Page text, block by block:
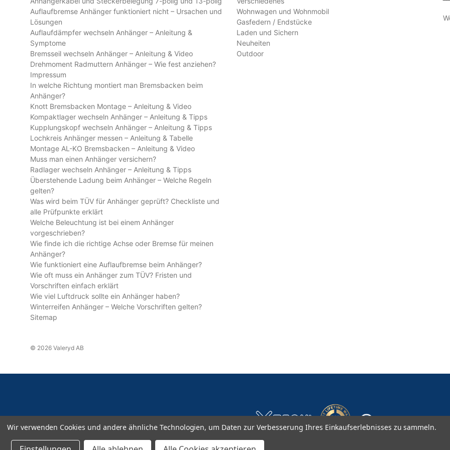
Auflaufbremse Anhänger funktioniert nicht – Ursachen und
Lösungen
Auflaufdämpfer wechseln Anhänger – Anleitung &
Symptome
Bremsseil wechseln Anhänger – Anleitung & Video
Drehmoment Radmuttern Anhänger – Wie fest anziehen?
Impressum
In welche Richtung montiert man Bremsbacken beim
Anhänger?
Knott Bremsbacken Montage – Anleitung & Video
Kompaktlager wechseln Anhänger – Anleitung & Tipps
Kupplungskopf wechseln Anhänger – Anleitung & Tipps
Lochkreis Anhänger messen – Anleitung & Tabelle
Montage AL-KO Bremsbacken – Anleitung & Video
Muss man einen Anhänger versichern?
Radlager wechseln Anhänger – Anleitung & Tipps
Überstehende Ladung beim Anhänger – Welche Regeln
gelten?
Was wird beim TÜV für Anhänger geprüft? Checkliste und
alle Prüfpunkte erklärt
Welche Beleuchtung ist bei einem Anhänger
vorgeschrieben?
Wie finde ich die richtige Achse oder Bremse für meinen
Anhänger?
Wie funktioniert eine Auflaufbremse beim Anhänger?
Wie oft muss ein Anhänger zum TÜV? Fristen und
Vorschriften einfach erklärt
Wie viel Luftdruck sollte ein Anhänger haben?
Winterreifen Anhänger – Welche Vorschriften gelten?
Sitemap
Wohnwagen und Wohnmobil
Gasfedern / Endstücke
Laden und Sichern
Neuheiten
Outdoor
© 2026 Valeryd AB
Wir verwenden Cookies und andere ähnliche Technologien, um Daten zur Verbesserung Ihres Einkaufserlebnisses zu sammeln.